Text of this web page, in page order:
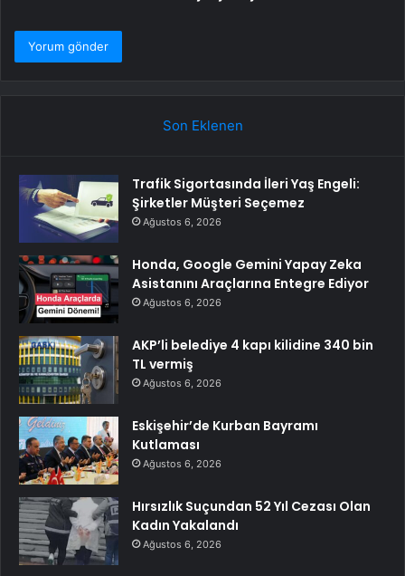
Son Eklenen
Trafik Sigortasında İleri Yaş Engeli:
Şirketler Müşteri Seçemez
Ağustos 6, 2026
Honda, Google Gemini Yapay Zeka
Asistanını Araçlarına Entegre Ediyor
Ağustos 6, 2026
AKP’li belediye 4 kapı kilidine 340 bin
TL vermiş
Ağustos 6, 2026
Eskişehir’de Kurban Bayramı
Kutlaması
Ağustos 6, 2026
Hırsızlık Suçundan 52 Yıl Cezası Olan
Kadın Yakalandı
Ağustos 6, 2026